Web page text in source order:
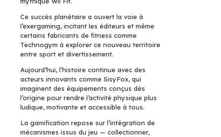
Ce succès planétaire a ouvert la voie à
l’exergaming, incitant les éditeurs et même
certains fabricants de fitness comme
Technogym à explorer ce nouveau territoire
entre sport et divertissement.
Aujourd’hui, l’histoire continue avec des
acteurs innovants comme SisyFox, qui
imaginent des équipements conçus dès
l’origine pour rendre l’activité physique plus
ludique, motivante et accessible à tous.
La gamification repose sur l’intégration de
mécanismes issus du jeu — collectionner,